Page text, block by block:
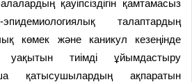
қауіпсіздігін қамтамасыз
талаптардың
көмек және каникул кезеңінде
тиімді ұйымдастыру
қатысушылардың ақпаратын